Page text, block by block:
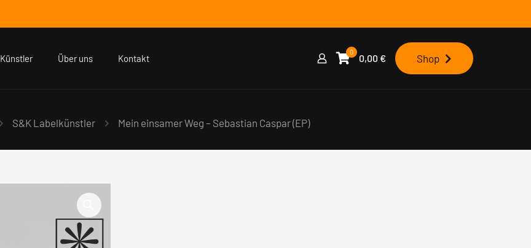
Künstler Über uns Kontakt
0
0,00 € Shop
S&K Labelkünstler Mein einsamer Weg – Sebastian Caspar (EP)